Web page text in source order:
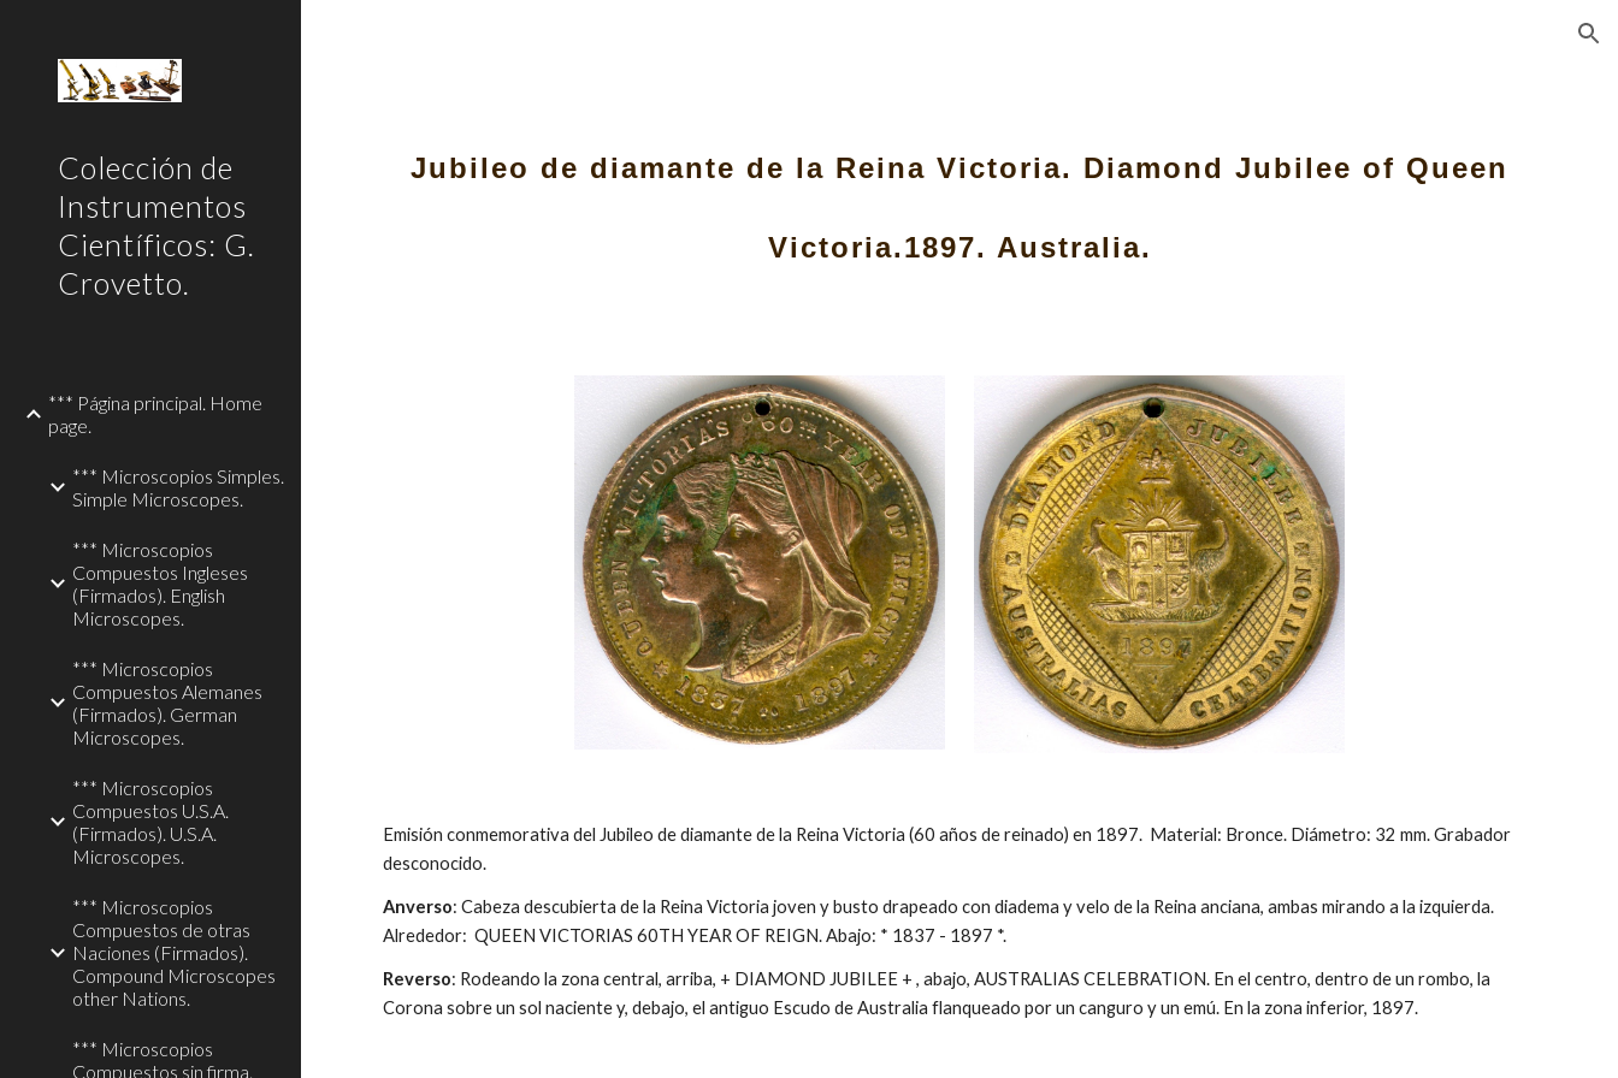
Colección de
Instrumentos
Científicos: G.
Crovetto.
*** Página principal. Home
page.
*** Microscopios Simples.
Simple Microscopes.
*** Microscopios
Compuestos Ingleses
(Firmados). English
Microscopes.
*** Microscopios
Compuestos Alemanes
(Firmados). German
Microscopes.
*** Microscopios
Compuestos U.S.A.
(Firmados). U.S.A.
Microscopes.
*** Microscopios
Compuestos de otras
Naciones (Firmados).
Compound Microscopes
other Nations.
*** Microscopios
Compuestos sin firma.
Jubileo de diamante de la Reina Victoria. Diamond Jubilee of Queen
Victoria.1897. Australia.
Emisión conmemorativa del Jubileo de diamante de la Reina Victoria (60 años de reinado) en 1897. Material: Bronce. Diámetro: 32 mm. Grabador
desconocido.
Anverso: Cabeza descubierta de la Reina Victoria joven y busto drapeado con diadema y velo de la Reina anciana, ambas mirando a la izquierda.
Alrededor: QUEEN VICTORIAS 60TH YEAR OF REIGN. Abajo: * 1837 - 1897 *.
Reverso: Rodeando la zona central, arriba, + DIAMOND JUBILEE + , abajo, AUSTRALIAS CELEBRATION. En el centro, dentro de un rombo, la
Corona sobre un sol naciente y, debajo, el antiguo Escudo de Australia flanqueado por un canguro y un emú. En la zona inferior, 1897.